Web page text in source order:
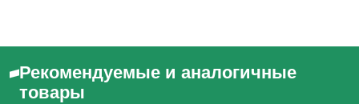
Рекомендуемые и аналогичные
товары